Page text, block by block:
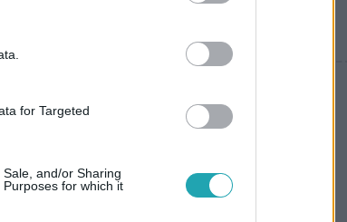
for Targeted
and/or Sharing
for which it